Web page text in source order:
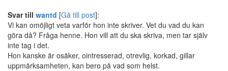
Svar till wantd [Gå till post]:
Vi kan omöjligt veta varför hon inte skriver. Vet du vad du kan
göra då? Fråga henne. Hon vill att du ska skriva, men tar själv
inte tag i det.
Hon kanske är osäker, ointresserad, otrevlig, korkad, gillar
uppmärksamheten, kan bero på vad som helst.